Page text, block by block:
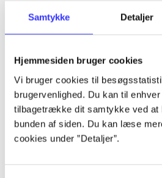
Samtykke Detaljer
Hjemmesiden bruger cookies
Vi bruger cookies til
brugervenlighed. Du kan til
tilbagetrække dit samtykke ved at
bunden af siden. Du kan læse
cookies under ”Detaljer”.
Artiklen er en del af
lorem ipsum dolor sit
Tidsskrift
Artiklerne ihandler ofte om